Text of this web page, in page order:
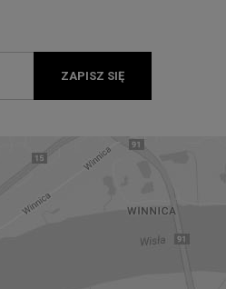
ZAPISZ SIĘ